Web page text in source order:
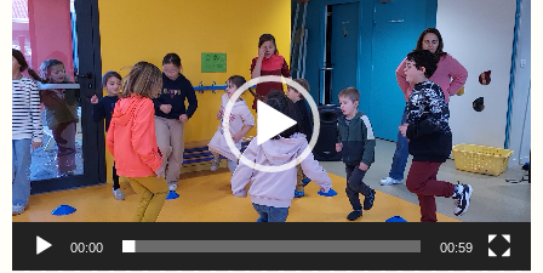
vidéo
00:00 00:59